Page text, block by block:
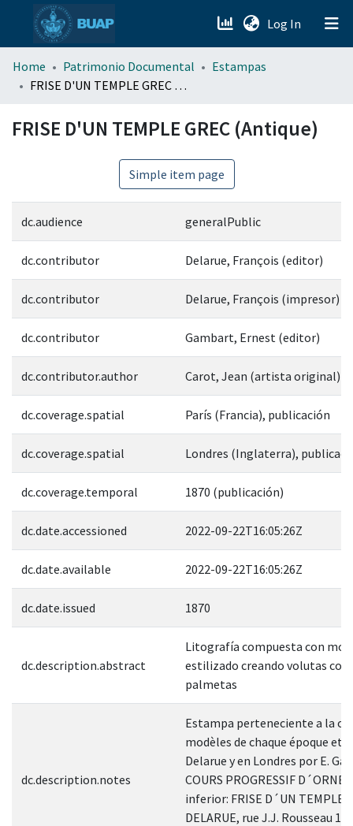
Log In (current)
menu.section.about_menu
Home Patrimonio Documental
Estampas
FRISE D'UN TEMPLE GREC (Antique)
FRISE D'UN TEMPLE GREC (Antique)
Simple item page
dc.audience generalPublic
dc.contributor Delarue, François (editor)
dc.contributor Delarue, François (impresor)
dc.contributor Gambart, Ernest (editor)
dc.contributor.author Carot, Jean (artista original)
dc.coverage.spatial París (Francia), publicación
dc.coverage.spatial Londres (Inglaterra),
dc.coverage.temporal 1870 (publicación)
dc.date.accessioned 2022-09-22T16:05:26Z
dc.date.available 2022-09-22T16:05:26Z
dc.date.issued 1870
dc.description.abstract
Litografía compuesta con
estilizado creando volutas
palmetas
dc.description.notes
Estampa perteneciente a la
modèles de chaque époque et
Delarue y en Londres por E.
COURS PROGRESSIF
inferior: FRISE D´UN TEMPLE
DELARUE, rue J.J. Rousseau